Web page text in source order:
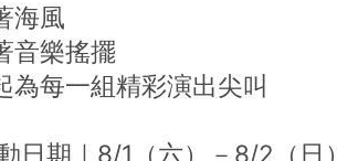
海風
音樂搖擺
為每一組精彩演出尖叫
日期｜8/1（六）－8/2（日）